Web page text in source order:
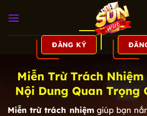
qua
ĐĂNG KÝ
Miễn Trừ Trách Nhiệm
Nội Dung Quan Trọng
Miễn trừ trách nhiệmgiúp bạn